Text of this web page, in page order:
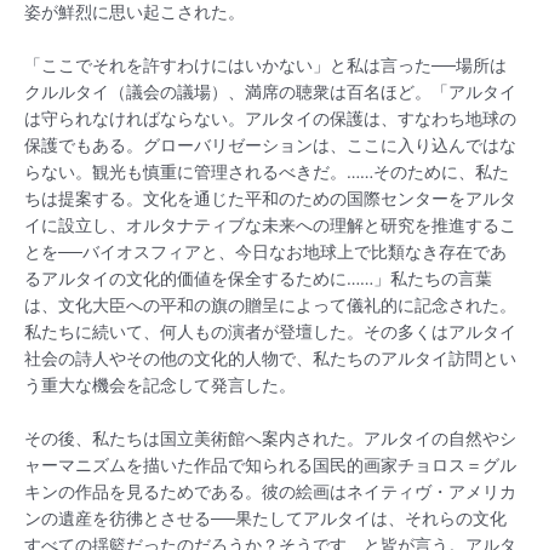
姿が鮮烈に思い起こされた。
「ここでそれを許すわけにはいかない」と私は言った──場所は
クルルタイ（議会の議場）、満席の聴衆は百名ほど。「アルタイ
は守られなければならない。アルタイの保護は、すなわち地球の
保護でもある。グローバリゼーションは、ここに入り込んではな
らない。観光も慎重に管理されるべきだ。……そのために、私た
ちは提案する。文化を通じた平和のための国際センターをアルタ
イに設立し、オルタナティブな未来への理解と研究を推進するこ
とを──バイオスフィアと、今日なお地球上で比類なき存在であ
るアルタイの文化的価値を保全するために……」私たちの言葉
は、文化大臣への平和の旗の贈呈によって儀礼的に記念された。
私たちに続いて、何人もの演者が登壇した。その多くはアルタイ
社会の詩人やその他の文化的人物で、私たちのアルタイ訪問とい
う重大な機会を記念して発言した。
その後、私たちは国立美術館へ案内された。アルタイの自然やシ
ャーマニズムを描いた作品で知られる国民的画家チョロス＝グル
キンの作品を見るためである。彼の絵画はネイティヴ・アメリカ
ンの遺産を彷彿とさせる──果たしてアルタイは、それらの文化
すべての揺籃だったのだろうか？そうです、と皆が言う。アルタ